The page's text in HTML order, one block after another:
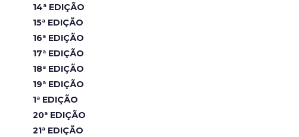
14ª EDIÇÃO
15ª EDIÇÃO
16ª EDIÇÃO
17ª EDIÇÃO
18ª EDIÇÃO
19ª EDIÇÃO
1ª EDIÇÃO
20ª EDIÇÃO
21ª EDIÇÃO